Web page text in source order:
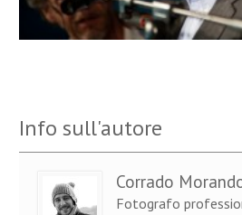
Info sull'autore
Corrado
Fotografo